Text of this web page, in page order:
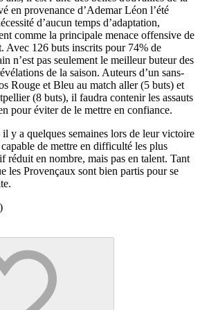
en provenance d’Ademar Léon l’été
d’aucun temps d’adaptation,
comme la principale menace offensive de
Avec 126 buts inscrits pour 74% de
n’est pas seulement le meilleur buteur des
de la saison. Auteurs d’un sans-
Rouge et Bleu au match aller (5 buts) et
(8 buts), il faudra contenir les assauts
pour éviter de le mettre en confiance.
y a quelques semaines lors de leur victoire
de mettre en difficulté les plus
réduit en nombre, mais pas en talent. Tant
les Provençaux sont bien partis pour se